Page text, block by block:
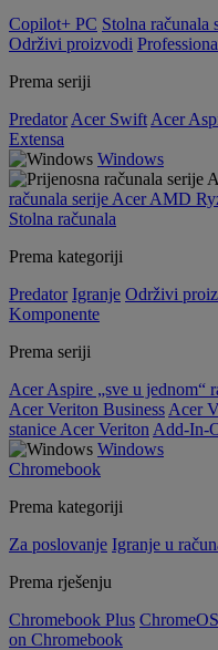
Copilot+ PC Stolna računala
Održivi proizvodi
Prema seriji
Predator Acer Swift Acer
Extensa
Windows
računala serije Acer AMD
Stolna računala
Prema kategoriji
Predator Igranje Održivi
Komponente
Prema seriji
Acer Aspire „sve u jednom“
Acer Veriton Business Acer
stanice Acer Veriton Add-In-
Windows
Chromebook
Prema kategoriji
Za poslovanje Igranje u
Prema rješenju
Chromebook Plus
on Chromebook